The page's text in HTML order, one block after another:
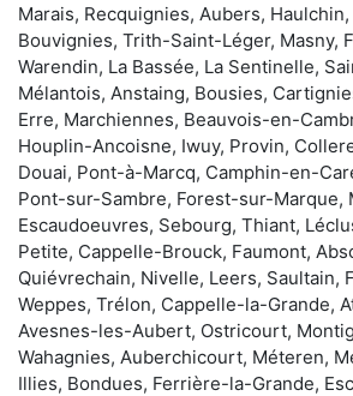
Marais, Recquignies, Aubers,
Bouvignies, Trith-Saint-Léger, Masny,
Warendin, La Bassée, La Sentinelle,
Mélantois, Anstaing, Bousies,
Erre, Marchiennes, Beauvois-en-
Houplin-Ancoisne, Iwuy, Provin,
Douai, Pont-à-Marcq, Camphin-en-
Pont-sur-Sambre, Forest-sur-Marque,
Escaudoeuvres, Sebourg, Thiant,
Petite, Cappelle-Brouck, Faumont,
Quiévrechain, Nivelle, Leers, Saultain,
Weppes, Trélon, Cappelle-la-Grande,
Avesnes-les-Aubert, Ostricourt,
Wahagnies, Auberchicourt, Méteren,
Illies, Bondues, Ferrière-la-Grande,